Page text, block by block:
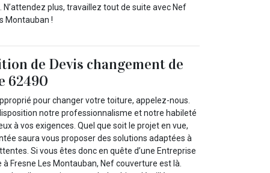
plus, travaillez tout de suite avec Nef
Montauban !
de Devis changement de
62490
pour changer votre toiture, appelez-nous.
notre professionnalisme et notre habileté
à vos exigences. Quel que soit le projet en vue,
saura vous proposer des solutions adaptées à
Si vous êtes donc en quête d’une Entreprise
Fresne Les Montauban, Nef couverture est là.